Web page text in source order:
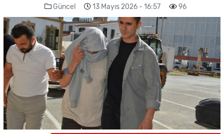
Güncel 13 Mayıs 2026 - 16:57 96